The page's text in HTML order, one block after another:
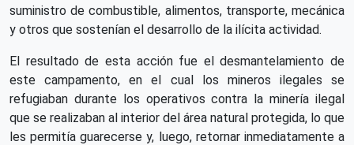
suministro de combustible, alimentos, transporte, mecánica
y otros que sostenían el desarrollo de la ilícita actividad.
El resultado de esta acción fue el desmantelamiento de
este campamento, en el cual los mineros ilegales se
refugiaban durante los operativos contra la minería ilegal
que se realizaban al interior del área natural protegida, lo que
les permitía guarecerse y, luego, retornar inmediatamente a